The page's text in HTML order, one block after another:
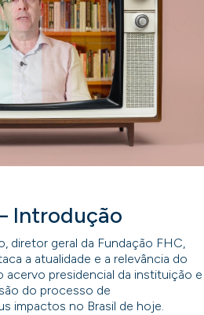
Introdução
diretor geral da Fundação FHC,
a atualidade e a relevância do
acervo presidencial da instituição e
do processo de
impactos no Brasil de hoje.